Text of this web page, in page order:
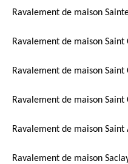
Ravalement de maison
Ravalement de maison Saint
Ravalement de maison Saint
Ravalement de maison Saint
Ravalement de maison Saint
Ravalement de maison